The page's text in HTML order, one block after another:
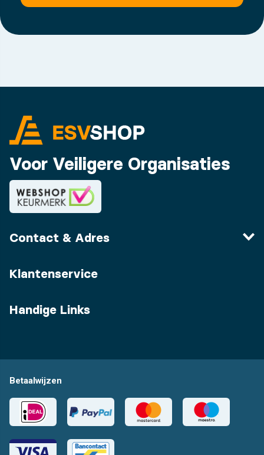
Voor Veiligere Organisaties
Contact & Adres
Klantenservice
Handige Links
Betaalwijzen